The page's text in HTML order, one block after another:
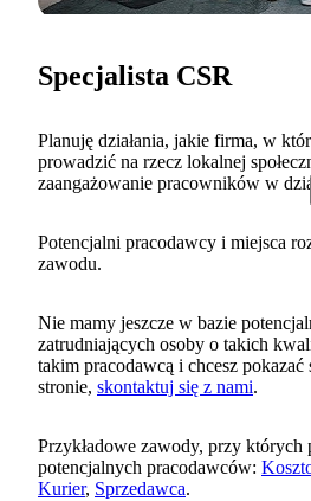
Specjalista CSR
Planuję działania, jakie firma, w
prowadzić na rzecz lokalnej
zaangażowanie pracowników w
Potencjalni pracodawcy i miejsca
zawodu.
Nie mamy jeszcze w bazie
zatrudniających osoby o takich
takim pracodawcą i chcesz pokazać
stronie, skontaktuj się z nami.
Przykładowe zawody, przy których
potencjalnych pracodawców:
Kurier, Sprzedawca.